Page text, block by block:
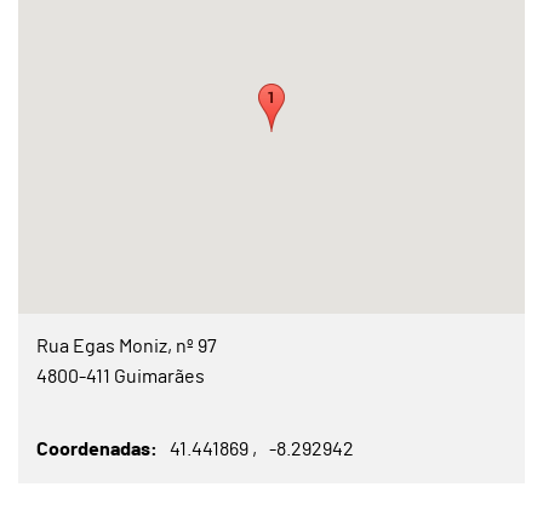
Rua Egas Moniz, nº 97
4800-411 Guimarães
Coordenadas 41.441869 -8.292942